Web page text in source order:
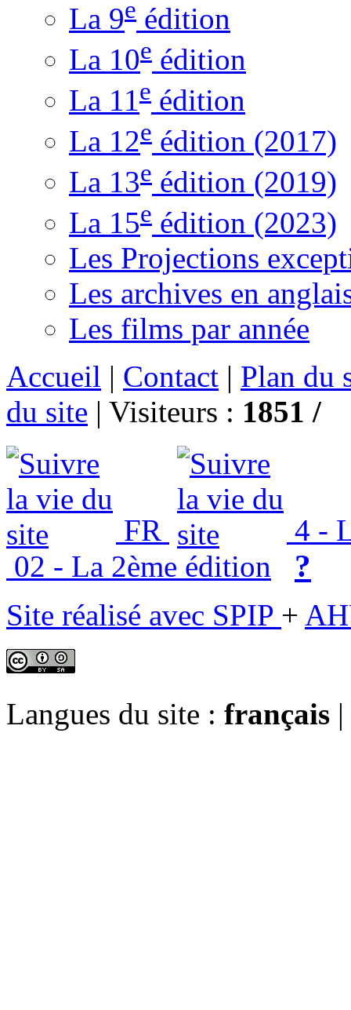
La 9e édition
La 10e édition
La 11e édition
La 12e édition (2017)
La 13e édition (2019)
La 15e édition (2023)
Les Projections
Les archives en
Les films par année
Accueil | Contact | Plan du
du site | Visiteurs : 1851 /
FR
4 -
02 - La 2ème édition
?
Site réalisé avec SPIP +
Langues du site : français |